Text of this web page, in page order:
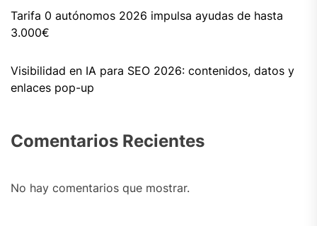
Tarifa 0 autónomos 2026 impulsa ayudas de hasta
3.000€
Visibilidad en IA para SEO 2026: contenidos, datos y
enlaces pop-up
Comentarios Recientes
No hay comentarios que mostrar.